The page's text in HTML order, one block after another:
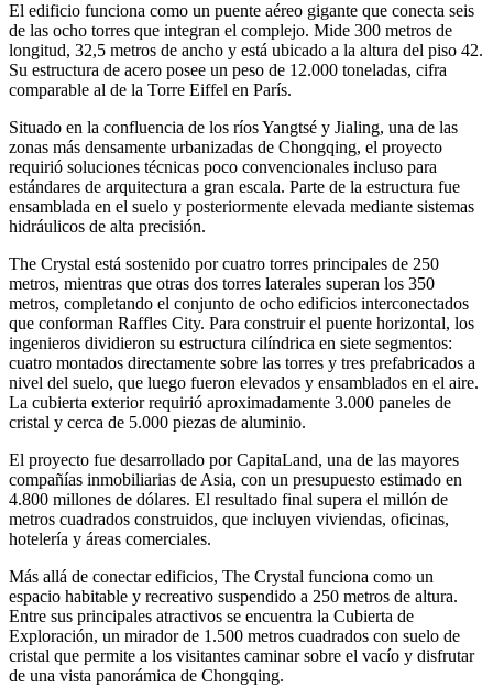
El edificio funciona como un puente aéreo gigante que conecta seis
de las ocho torres que integran el complejo. Mide 300 metros de
longitud, 32,5 metros de ancho y está ubicado a la altura del piso 42.
Su estructura de acero posee un peso de 12.000 toneladas, cifra
comparable al de la Torre Eiffel en París.
Situado en la confluencia de los ríos Yangtsé y Jialing, una de las
zonas más densamente urbanizadas de Chongqing, el proyecto
requirió soluciones técnicas poco convencionales incluso para
estándares de arquitectura a gran escala. Parte de la estructura fue
ensamblada en el suelo y posteriormente elevada mediante sistemas
hidráulicos de alta precisión.
The Crystal está sostenido por cuatro torres principales de 250
metros, mientras que otras dos torres laterales superan los 350
metros, completando el conjunto de ocho edificios interconectados
que conforman Raffles City. Para construir el puente horizontal, los
ingenieros dividieron su estructura cilíndrica en siete segmentos:
cuatro montados directamente sobre las torres y tres prefabricados a
nivel del suelo, que luego fueron elevados y ensamblados en el aire.
La cubierta exterior requirió aproximadamente 3.000 paneles de
cristal y cerca de 5.000 piezas de aluminio.
El proyecto fue desarrollado por CapitaLand, una de las mayores
compañías inmobiliarias de Asia, con un presupuesto estimado en
4.800 millones de dólares. El resultado final supera el millón de
metros cuadrados construidos, que incluyen viviendas, oficinas,
hotelería y áreas comerciales.
Más allá de conectar edificios, The Crystal funciona como un
espacio habitable y recreativo suspendido a 250 metros de altura.
Entre sus principales atractivos se encuentra la Cubierta de
Exploración, un mirador de 1.500 metros cuadrados con suelo de
cristal que permite a los visitantes caminar sobre el vacío y disfrutar
de una vista panorámica de Chongqing.